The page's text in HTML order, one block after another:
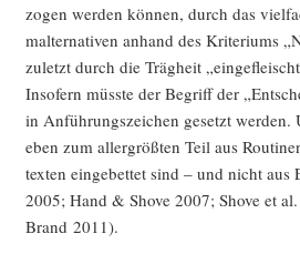
zo­gen wer­den kön­nen, durch das
mal­ter­na­ti­ven anhand des Kri­te­ri­ums
zuletzt durch die Träg­heit
Inso­fern müss­te der Begriff der
in Anfüh­rungs­zei­chen gesetzt wer­den.
eben zum aller­größ­ten Teil aus
tex­ten ein­ge­bet­tet sind – und nicht aus
2005; Hand & Sho­ve 2007; Sho­ve et
Brand 2011).